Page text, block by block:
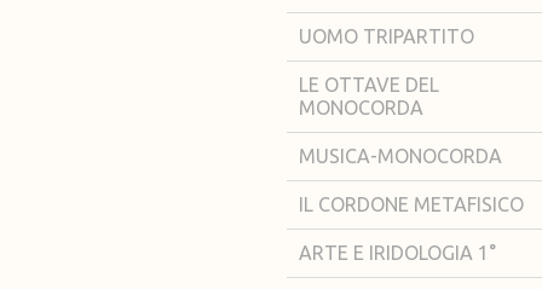
UOMO TRIPARTITO
LE OTTAVE DEL
MONOCORDA
MUSICA-MONOCORDA
IL CORDONE METAFISICO
ARTE E IRIDOLOGIA 1°